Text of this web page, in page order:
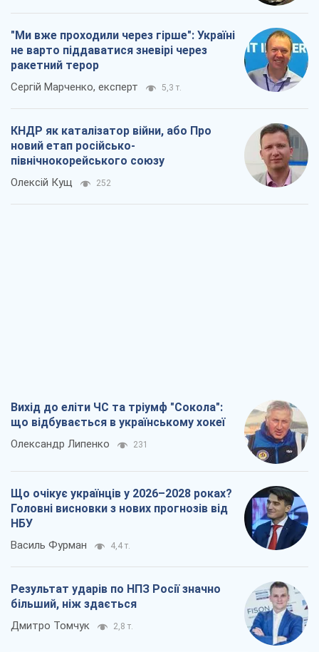
"Ми вже проходили через гірше": Україні
не варто піддаватися зневірі через
ракетний терор
Сергій Марченко, експерт 5,3 т.
КНДР як каталізатор війни, або Про
новий етап російсько-
північнокорейського союзу
Олексій Кущ 252
Вихід до еліти ЧС та тріумф "Сокола":
що відбувається в українському хокеї
Олександр Липенко 231
Що очікує українців у 2026–2028 роках?
Головні висновки з нових прогнозів від
НБУ
Василь Фурман 4,4 т.
Результат ударів по НПЗ Росії значно
більший, ніж здається
Дмитро Томчук 2,8 т.